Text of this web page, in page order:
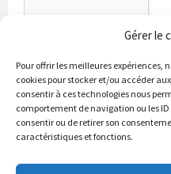
Gérer le
Pour offrir les meilleures expériences,
cookies pour stocker et/ou accéder
consentir à ces technologies nous
comportement de navigation ou les
consentir ou de retirer son
caractéristiques et fonctions.